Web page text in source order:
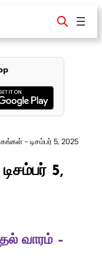
– டிசம்பர் 5, 2025
5,
வாரம் –